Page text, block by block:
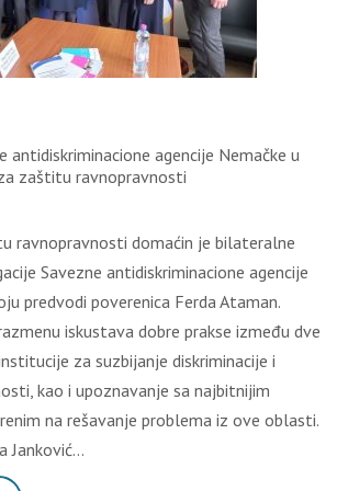
antidiskriminacione agencije Nemačke u
zaštitu ravnopravnosti
ravnopravnosti domaćin je bilateralne
Savezne antidiskriminacione agencije
predvodi poverenica Ferda Ataman.
iskustava dobre prakse između dve
za suzbijanje diskriminacije i
kao i upoznavanje sa najbitnijim
na rešavanje problema iz ove oblasti.
Janković…